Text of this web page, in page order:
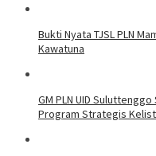
Bukti Nyata TJSL PLN
Kawatuna
GM PLN UID
Program Strategis